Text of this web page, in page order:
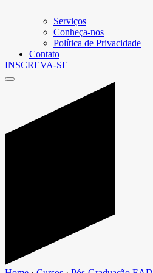
Serviços
Conheça-nos
Política de Privacidade
Contato
INSCREVA-SE